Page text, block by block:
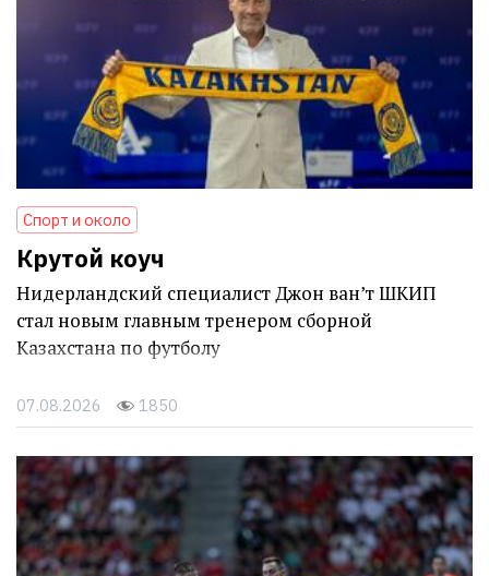
Спорт и около
Крутой коуч
Нидерландский специалист Джон ван’т ШКИП
стал новым главным тренером сборной
Казахстана по футболу
07.08.2026 1850